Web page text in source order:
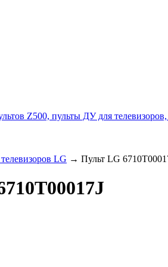
LG → Пульт LG